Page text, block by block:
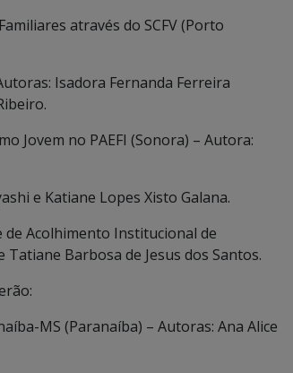
através do SCFV (Porto
Isadora Fernanda Ferreira
Jovem no PAEFI (Sonora) – Autora:
e Katiane Lopes Xisto Galana.
de Acolhimento Institucional de
Barbosa de Jesus dos Santos.
MS (Paranaíba) – Autoras: Ana Alice